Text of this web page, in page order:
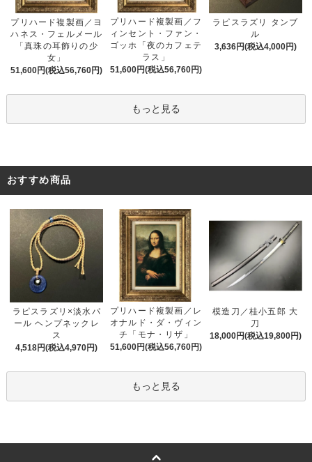
プリハード複製画／ヨ
ハネス・フェルメール
「真珠の耳飾りの少
女」
51,600円(税込56,760円)
プリハード複製画／フ
ィンセント・ファン・
ゴッホ「夜のカフェテ
ラス」
51,600円(税込56,760円)
ラピスラズリ タンブ
ル
3,636円(税込4,000円)
もっと見る
おすすめ商品
ラピスラズリ×淡水パ
ール ヘンプネックレ
ス
4,518円(税込4,970円)
プリハード複製画／レ
オナルド・ダ・ヴィン
チ「モナ・リザ」
51,600円(税込56,760円)
模造刀／桂小五郎 大
刀
18,000円(税込19,800円)
もっと見る